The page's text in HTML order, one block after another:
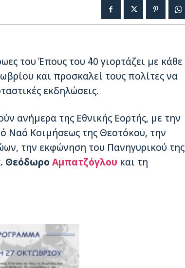
του Έπους του ΄40 γιορτάζει με κάθε
και προσκαλεί τους πολίτες να
εκδηλώσεις.
ανήμερα της Εθνικής Εορτής, με την
Ναό Κοιμήσεως της Θεοτόκου, την
την εκφώνηση του Πανηγυρικού της
Θεόδωρο Αμπατζόγλου και τη